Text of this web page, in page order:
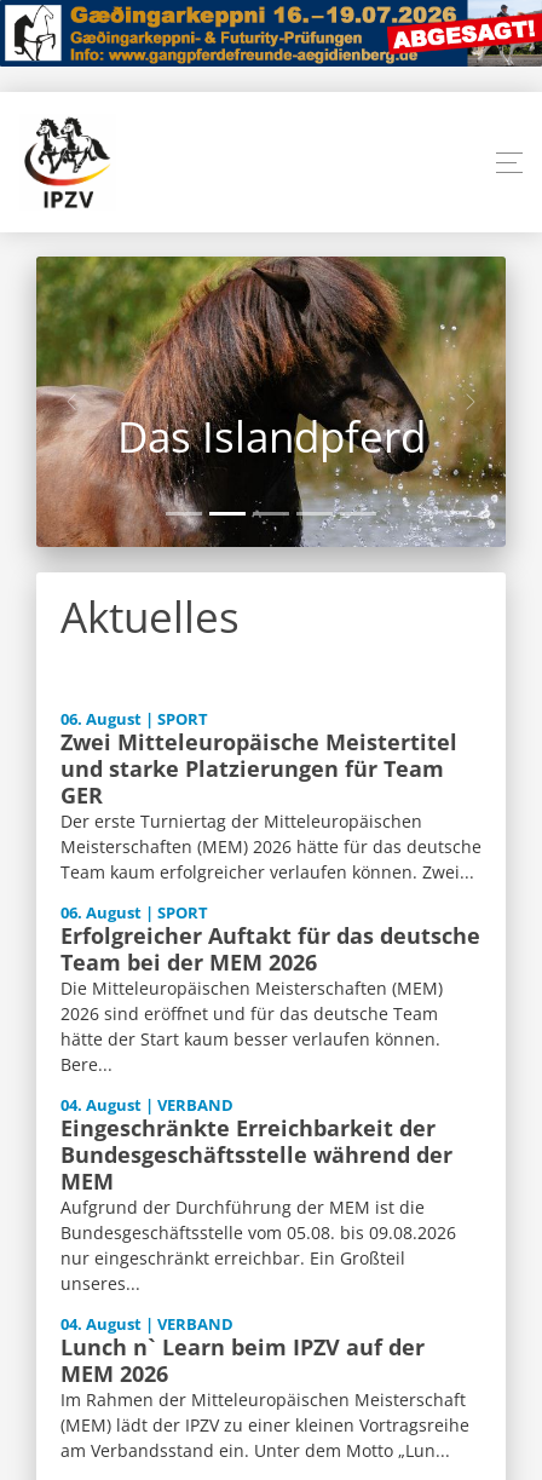
Das Islandpferd
Aktuelles
06. August | SPORT
Zwei Mitteleuropäische Meistertitel
und starke Platzierungen für Team
GER
Der erste Turniertag der Mitteleuropäischen
Meisterschaften (MEM) 2026 hätte für das deutsche
Team kaum erfolgreicher verlaufen können. Zwei...
06. August | SPORT
Erfolgreicher Auftakt für das deutsche
Team bei der MEM 2026
Die Mitteleuropäischen Meisterschaften (MEM)
2026 sind eröffnet und für das deutsche Team
hätte der Start kaum besser verlaufen können.
Bere...
04. August | VERBAND
Eingeschränkte Erreichbarkeit der
Bundesgeschäftsstelle während der
MEM
Aufgrund der Durchführung der MEM ist die
Bundesgeschäftsstelle vom 05.08. bis 09.08.2026
nur eingeschränkt erreichbar. Ein Großteil
unseres...
04. August | VERBAND
Lunch n` Learn beim IPZV auf der
MEM 2026
Im Rahmen der Mitteleuropäischen Meisterschaft
(MEM) lädt der IPZV zu einer kleinen Vortragsreihe
am Verbandsstand ein. Unter dem Motto „Lun...